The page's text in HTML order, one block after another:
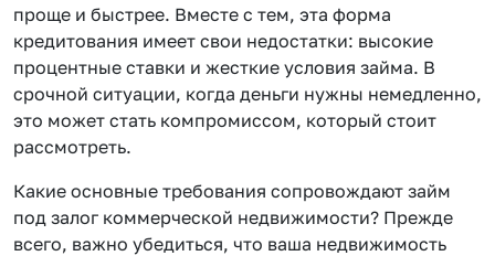
проще и быстрее. Вместе с тем, эта форма
кредитования имеет свои недостатки: высокие
процентные ставки и жесткие условия займа. В
срочной ситуации, когда деньги нужны немедленно,
это может стать компромиссом, который стоит
рассмотреть.
Какие основные требования сопровождают займ
под залог коммерческой недвижимости? Прежде
всего, важно убедиться, что ваша недвижимость